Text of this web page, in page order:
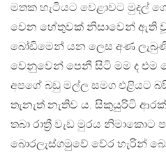
මතක හැටියට වෙළාවට මුදල්
වෙන හේතුවක් නිසාවෙන් ඇති වූ
බෝඩිමෙන් යන ලෙස අණ
වෙනුවෙන් පෙනී සිටි මම ද එම
අපගේ බඩු මල්ල සමග එළියට
තැනැත් නැතිව ය. සිකුයුරිටි
තබා රාත්‍රී වැඩ මුරය නිමාකොට
බොරලැස්ගමුවේ වේර හැරින්